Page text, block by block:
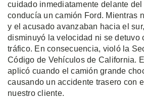
cuidado inmediatamente delante
conducía un camión Ford. Mientras
y el acusado avanzaban hacia el
disminuyó la velocidad ni se detuvo
tráfico. En consecuencia, violó la
Código de Vehículos de California.
aplicó cuando el camión grande
causando un accidente trasero con
nuestro cliente.